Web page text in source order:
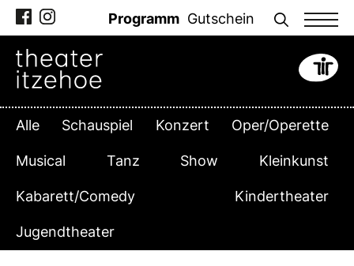
Zum
Inhalt
springen
Programm Gutschein
Alle Schauspiel Konzert Oper/Operette
Musical Tanz Show Kleinkunst
Kabarett/Comedy Kindertheater
Jugendtheater